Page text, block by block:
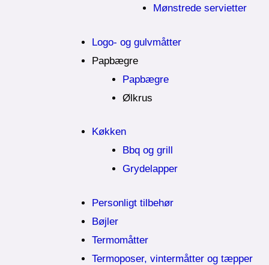
Mønstrede servietter
Logo- og gulvmåtter
Papbægre
Papbægre
Ølkrus
Køkken
Bbq og grill
Grydelapper
Personligt tilbehør
Bøjler
Termomåtter
Termoposer, vintermåtter og tæpper